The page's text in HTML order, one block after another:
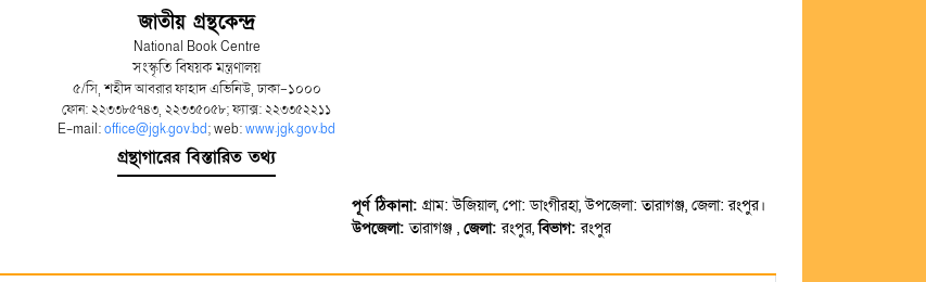
জাতীয় গ্রন্থকেন্দ্র
National Book Centre
সংস্কৃতি বিষয়ক মন্ত্রণালয়
৫/সি, শহীদ আবরার ফাহাদ এভিনিউ, ঢাকা-১০০০
ফোন: ২২৩৩৮৫৭৪৩, ২২৩৩৫০৫৮; ফ্যাক্স: ২২৩৩৫২২১১
E-mail:office@jgk.gov.bd; web:www.jgk.gov.bd
গ্রন্থাগারের বিস্তারিত তথ্য
পূর্ণ ঠিকানা: গ্রাম: উজিয়াল, পো: ডাংগীরহা, উপজেলা: তারাগঞ্জ, জেলা: রংপুর।
উপজেলা:তারাগঞ্জ , জেলা:রংপুর,বিভাগ:রংপুর